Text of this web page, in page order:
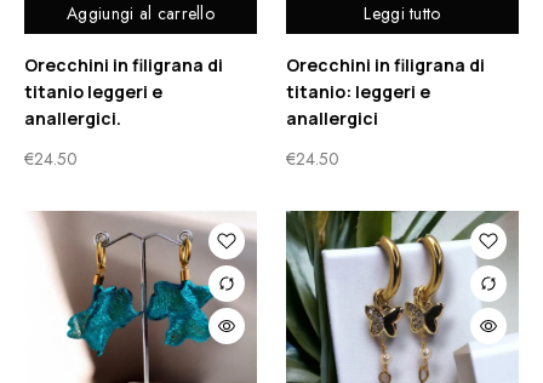
Aggiungi al carrello
Orecchini in filigrana di
titanio leggeri e
anallergici.
€24.50
Leggi tutto
Orecchini in filigrana di
titanio: leggeri e
anallergici
€24.50